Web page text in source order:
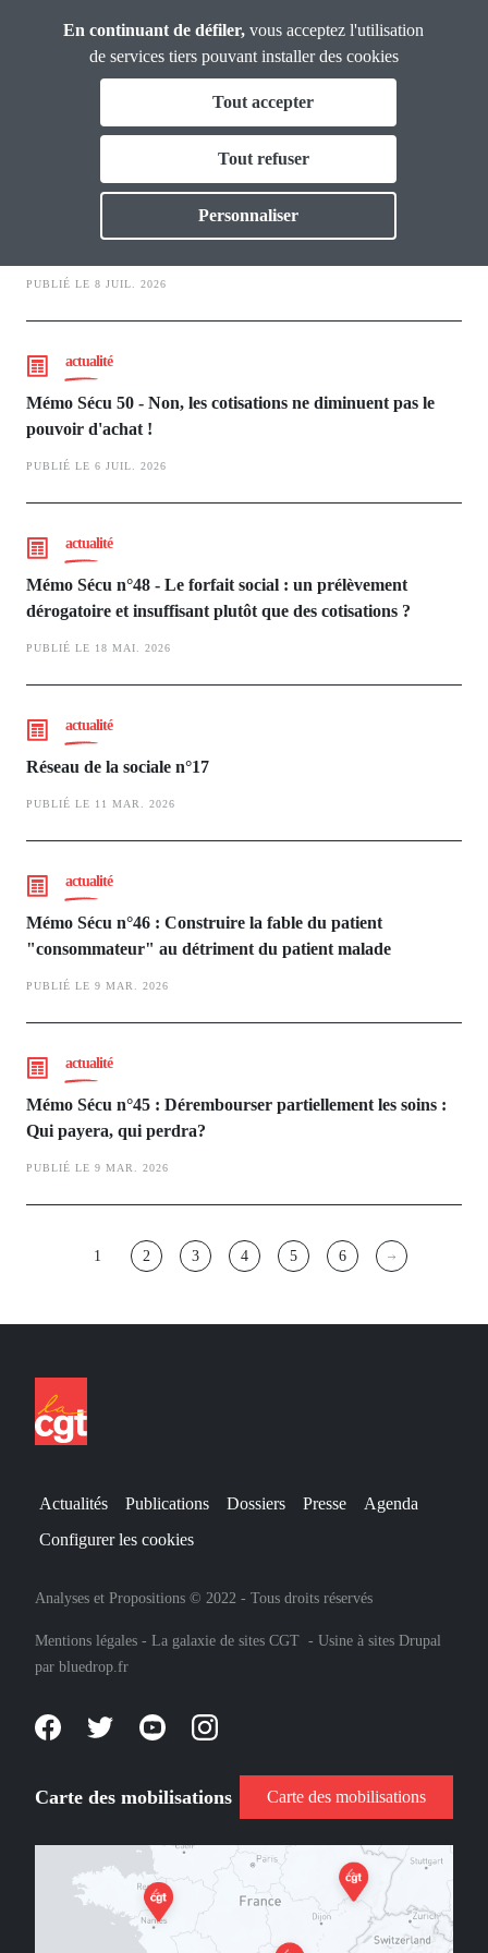
Analyses et
Propositions
Thématiques
PUBLIÉ LE 8 JUIL. 2026
actualité
Mémo Sécu 50 - Non, les cotisations ne diminuent pas le
pouvoir d'achat !
PUBLIÉ LE 6 JUIL. 2026
actualité
Mémo Sécu n°48 - Le forfait social : un prélèvement
dérogatoire et insuffisant plutôt que des cotisations ?
PUBLIÉ LE 18 MAI. 2026
actualité
Réseau de la sociale n°17
PUBLIÉ LE 11 MAR. 2026
actualité
Mémo Sécu n°46 : Construire la fable du patient
"consommateur" au détriment du patient malade
PUBLIÉ LE 9 MAR. 2026
actualité
Mémo Sécu n°45 : Dérembourser partiellement les soins :
Qui payera, qui perdra?
PUBLIÉ LE 9 MAR. 2026
Pagination
Page
1 Page
2 Page
3 Page
4 Page
5 Page
6
Actualités Publications Dossiers Presse
Agenda
Configurer les cookies
Analyses et Propositions © 2022 - Tous droits réservés
Mentions légales - La galaxie de sites CGT - Usine à sites Drupal
par bluedrop.fr
Carte des mobilisations Carte des mobilisations
En continuant de défiler, vous acceptez l'utilisation
de services tiers pouvant installer des cookies
Tout accepter
Tout refuser
Personnaliser